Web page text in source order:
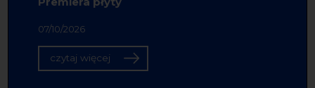
07/10/2026
czytaj więcej